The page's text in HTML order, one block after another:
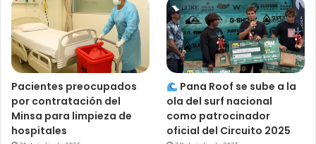
Pacientes preocupados
por contratación del
Minsa para limpieza de
hospitales
Pana Roof se sube a la
ola del surf nacional
como patrocinador
oficial del Circuito 2025